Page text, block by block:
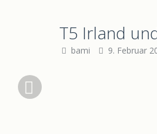
T5 Irland
bami 9. Februar